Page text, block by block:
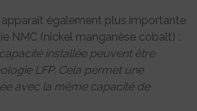
apparaît également plus importante
NMC (nickel manganèse cobalt) :
installée peuvent être
LFP. Cela permet une
avec la même capacité de